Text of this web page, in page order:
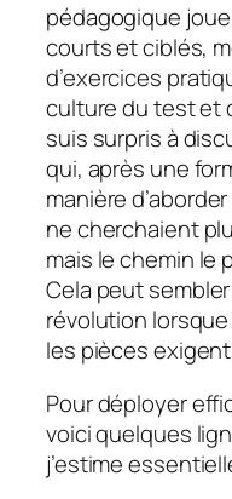
pédagogique
courts et ciblés,
d’exercices
culture du test et
suis surpris à
qui, après une
manière
ne cherchaient
mais le chemin le
Cela peut
révolution
les pièces
Pour déployer
voici quelques
j’estime